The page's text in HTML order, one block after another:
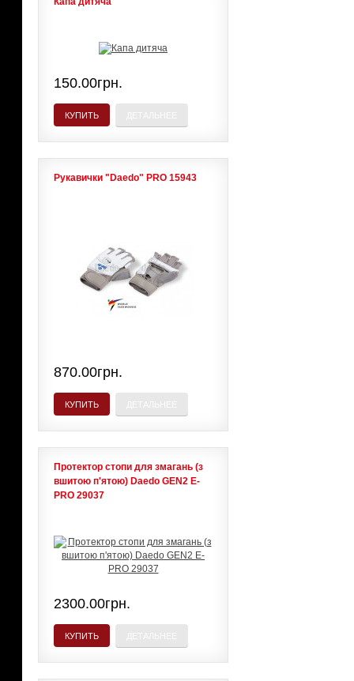
150.00грн.
КУПИТЬ
Рукавички "Daedo" PRO 15943
870.00грн.
КУПИТЬ
Протектор стопи для змагань (з
вшитою п'ятою) Daedo GEN2 E-
PRO 29037
2300.00грн.
КУПИТЬ